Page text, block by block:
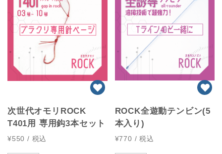
次世代オモリROCK
T401用 専用鈎3本セット
¥550 / 税込
ROCK全遊動テンビン(5
本入り)
¥770 / 税込